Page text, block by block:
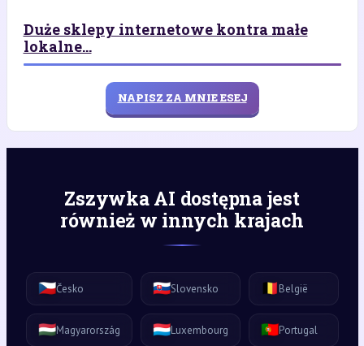
Duże sklepy internetowe kontra małe
lokalne...
NAPISZ ZA MNIE ESEJ
Zszywka AI dostępna jest
również w innych krajach
🇨🇿Česko 🇸🇰Slovensko 🇧🇪België
🇭🇺Magyarország 🇱🇺Luxembourg 🇵🇹Portugal